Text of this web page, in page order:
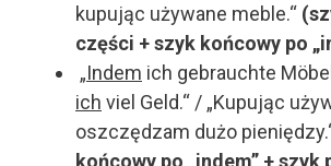
kupując używane meble.“
części + szyk końcowy po
„Indem ich gebrauchte Möbel
ich viel Geld.“ / „Kupując
oszczędzam dużo
końcowy po „indem” + szyk